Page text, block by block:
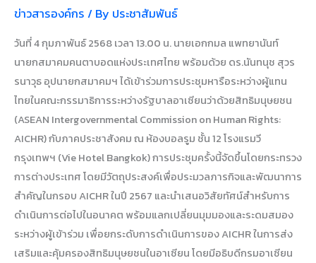
ข่าวสารองค์กร / By ประชาสัมพันธ์
วันที่ 4 กุมภาพันธ์ 2568 เวลา 13.00 น. นายเอกกมล แพทยานันท์
นายกสมาคมคนตาบอดแห่งประเทศไทย พร้อมด้วย ดร.นันทนุช สุวร
รนาวุธ อุปนายกสมาคมฯ ได้เข้าร่วมการประชุมหารือระหว่างผู้แทน
ไทยในคณะกรรมาธิการระหว่างรัฐบาลอาเซียนว่าด้วยสิทธิมนุษยชน
(ASEAN Intergovernmental Commission on Human Rights:
AICHR) กับภาคประชาสังคม ณ ห้องบอลรูม ชั้น 12 โรงแรมวี
กรุงเทพฯ (Vie Hotel Bangkok) การประชุมครั้งนี้จัดขึ้นโดยกระทรวง
การต่างประเทศ โดยมีวัตถุประสงค์เพื่อประมวลภารกิจและพัฒนาการ
สำคัญในกรอบ AICHR ในปี 2567 และนำเสนอวิสัยทัศน์สำหรับการ
ดำเนินการต่อไปในอนาคต พร้อมแลกเปลี่ยนมุมมองและระดมสมอง
ระหว่างผู้เข้าร่วม เพื่อยกระดับการดำเนินการของ AICHR ในการส่ง
เสริมและคุ้มครองสิทธิมนุษยชนในอาเซียน โดยมีอธิบดีกรมอาเซียน